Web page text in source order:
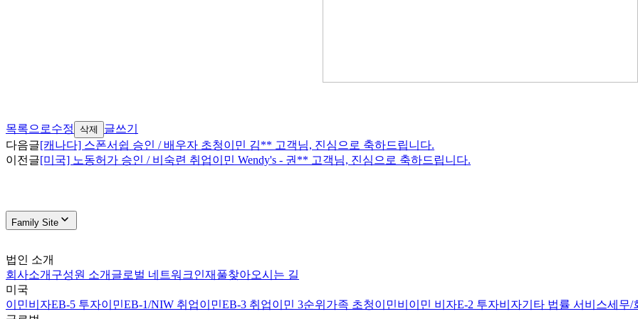
목록으로수정 삭제
글쓰기
다음글[캐나다] 스폰서쉽 승인 / 배우자 초청이민 김** 고객님, 진심으로 축하드립니다.
이전글[미국] 노동허가 승인 / 비숙련 취업이민 Wendy's - 권** 고객님, 진심으로 축하드립니다.
Family Site
법인 소개
회사소개 구성원 소개 글로벌 네트워크인재풀찾아오시는 길
미국
이민비자EB-5 투자이민EB-1/NIW 취업이민EB-3 취업이민 3순위 가족 초청이민비이민 비자E-2 투자비자기타 법률 서비스세무/